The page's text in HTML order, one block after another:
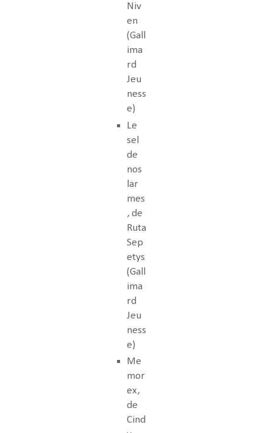
Niv
en
(Gall
ima
rd
Jeu
ness
e)
Le
sel
de
nos
lar
mes
, de
Ruta
Sep
etys
(Gall
ima
rd
Jeu
ness
e)
Me
mor
ex,
de
Cind